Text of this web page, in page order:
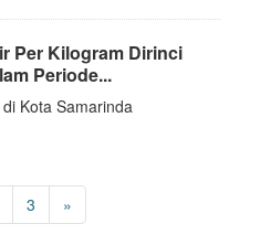
Per Kilogram Dirinci
Periode...
Kota Samarinda
3 »